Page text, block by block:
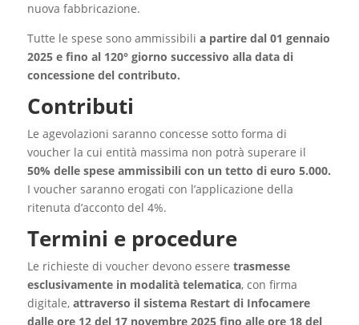
nuova fabbricazione.
Tutte le spese sono ammissibili a partire dal 01 gennaio
2025 e fino al 120° giorno successivo alla data di
concessione del contributo.
Contributi
Le agevolazioni saranno concesse sotto forma di
voucher la cui entità massima non potrà superare il
50% delle spese ammissibili con un tetto di euro 5.000.
I voucher saranno erogati con l’applicazione della
ritenuta d’acconto del 4%.
Termini e procedure
Le richieste di voucher devono essere trasmesse
esclusivamente in modalità telematica, con firma
digitale, attraverso il sistema Restart di Infocamere
dalle ore 12 del 17 novembre 2025 fino alle ore 18 del